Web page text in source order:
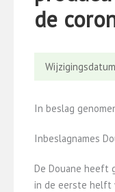
de
In beslag
Inbeslagnames
De Douane heeft
in de eerste helft